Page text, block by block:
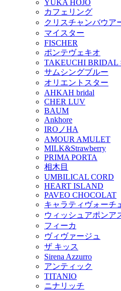
YUKA HOJO
カフェリング
クリスチャンバウア
マイスター
FISCHER
ポンテヴェキオ
TAKEUCHI BRIDAL
サムシングブルー
オリエントスター
AHKAH bridal
CHER LUV
BAUM
Ankhore
IROノHA
AMOUR AMULET
MILK&Strawberry
PRIMA PORTA
相木目
UMBILICAL CORD
HEART ISLAND
PAVEO CHOCOLAT
キャラティヴォーチ
ウィッシュアポンア
フィーカ
ヴィヴァージュ
ザ キッス
Sirena Azzurro
アンティック
TITANIO
ニナリッチ